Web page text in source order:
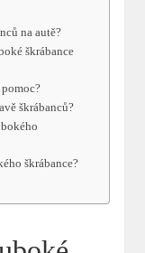
na autě?
škrábance
škrábanců?
škrábance?